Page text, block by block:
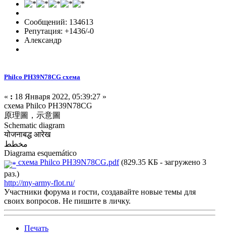
Сообщений: 134613
Репутация: +1436/-0
Александр
Philco PH39N78CG схема
« : 18 Января 2022, 05:39:27 »
схема Philco PH39N78CG
原理圖，示意圖
Schematic diagram
योजनाबद्ध आरेख
مخطط
Diagrama esquemático
схема Philco PH39N78CG.pdf(829.35 КБ - загружено 3
раз.)
http://my-army-flot.ru/
Участники форума и гости, создавайте новые темы для
своих вопросов. Не пишите в личку.
Печать